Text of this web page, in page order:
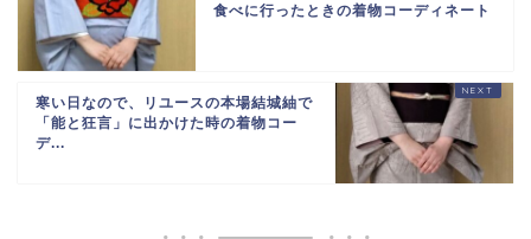
食べに行ったときの着物コーディネート
寒い日なので、リユースの本場結城紬で
「能と狂言」に出かけた時の着物コー
デ...